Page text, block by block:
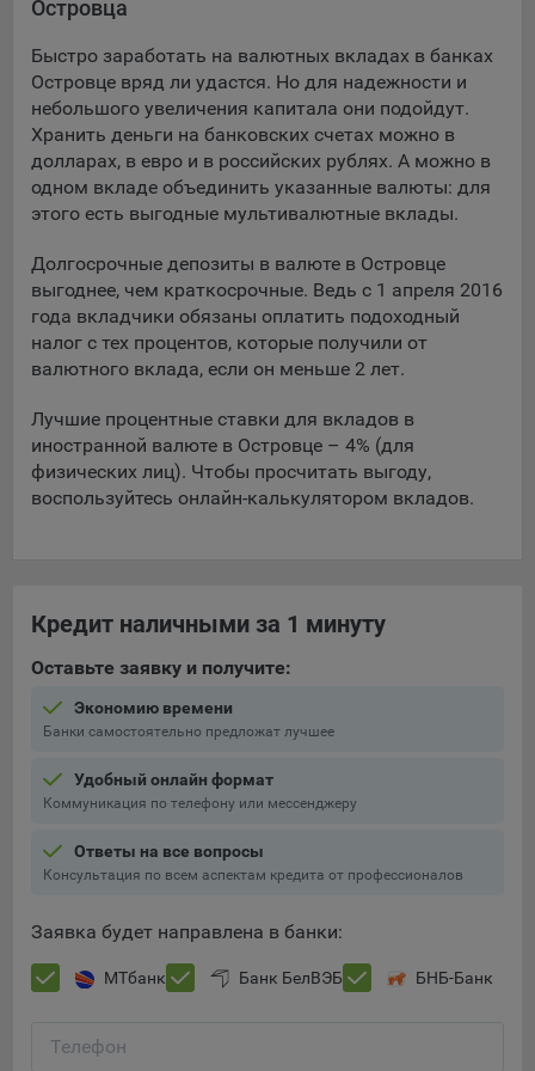
Подобные функции улучшают условия работы
9.3. Файлы cookie предпочтений, например, для настройки
контента. Данные файлы cookie собирают информацию о
выборе пользователя на сайте и его предпочтениях и
позволяют Обществу «запомнить» информацию о
выбранном пользователем городе и других местных
настройках для того, чтобы соответствующим образом
9.4. Аналитические файлы cookie, например
Яндекс.Метрика, Google Analytics. Данные файлы cookie
собирают информацию о том, как пользователь
использовал сайты, и позволяют Обществу вносить в них
улучшения.
Аналитические файлы cookie показывают, какие страницы
сайта Общества посещаются чаще всего, помогают
выявлять трудности, возникающие при использовании
сайта, а также позволяют оценить эффективность
9.5. Файлы cookie, применяемые для определения целевой
аудитории и в рекламных целях, например Яндекс.Метрика,
Технические/Функциональные, хранятся не более года;
Необходимые для функционирования веб-аналитических
платформ «Google Analytics», «Яндекс.Метрика»
передаются третьим лицам, часть из которых хранятся во
время пользования сайтом;
Остальные - не более года.
Отключение аналитических файлов cookie не позволяет
определять предпочтения пользователей сайта, в том числе
меры по совершенствованию работы сайта исходя из
Островца
Быстро заработать на валютных вкладах в банках
Островце вряд ли удастся. Но для надежности и
небольшого увеличения капитала они подойдут.
Хранить деньги на банковских счетах можно в
долларах, в евро и в российских рублях. А можно в
одном вкладе объединить указанные валюты: для
этого есть выгодные мультивалютные вклады.
Долгосрочные депозиты в валюте в Островце
выгоднее, чем краткосрочные. Ведь с 1 апреля 2016
года вкладчики обязаны оплатить подоходный
налог с тех процентов, которые получили от
валютного вклада, если он меньше 2 лет.
Лучшие процентные ставки для вкладов в
иностранной валюте в Островце – 4% (для
физических лиц). Чтобы просчитать выгоду,
воспользуйтесь онлайн-калькулятором вкладов.
Кредит наличными за 1 минуту
Оставьте заявку и получите:
Экономию времени
Банки самостоятельно предложат лучшее
Удобный онлайн формат
Коммуникация по телефону или мессенджеру
Ответы на все вопросы
Консультация по всем аспектам кредита от профессионалов
Заявка будет направлена в банки:
МТбанк Банк БелВЭБ БНБ-Банк
Телефон